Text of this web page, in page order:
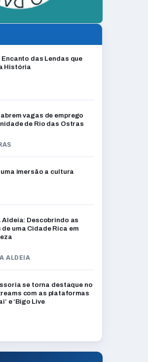
Encanto das Lendas que
História
abrem vagas de emprego
de Rio das Ostras
imersão a cultura
Aldeia: Descobrindo as
uma Cidade Rica em
ALDEIA
se torna destaque no
com as plataformas
e ‘Bigo Live